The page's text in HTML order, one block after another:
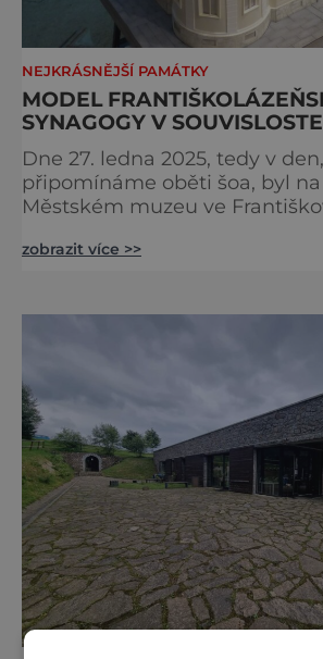
NEJKRÁSNĚJŠÍ PAMÁTKY
MODEL
SYNAGOGY V
Dne 27. ledna 2025, tedy v
připomínáme oběti šoa, byl
Městském muzeu ve
nacisty zničena v roce 1938. Do lázeňského
některé události spojené s
zobrazit více >>